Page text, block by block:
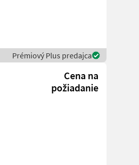
Prémiový Plus predajca
Cena na
požiadanie